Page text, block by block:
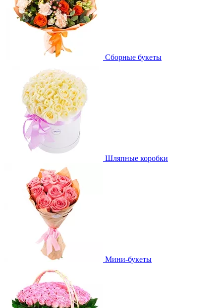
Сборные букеты
Шляпные коробки
Мини-букеты